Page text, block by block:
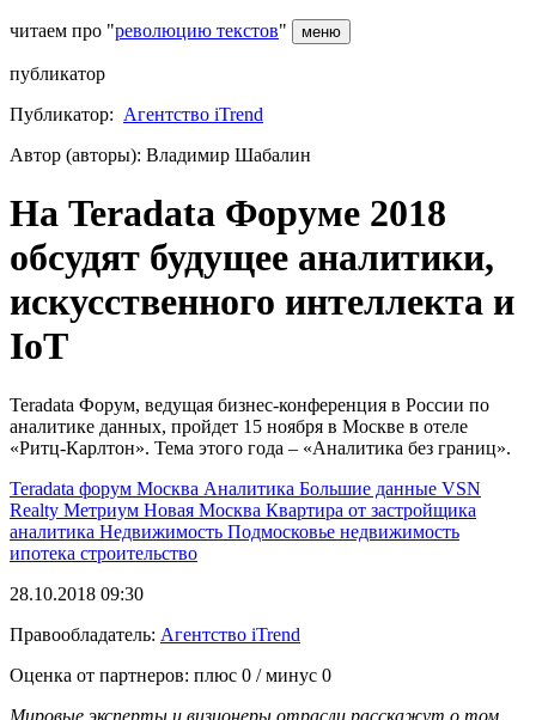
читаем про "революцию текстов" меню
публикатор
Публикатор: Агентство iTrend
Автор (авторы): Владимир Шабалин
На Teradata Форуме 2018
обсудят будущее аналитики,
искусственного интеллекта и
IoT
Teradata Форум, ведущая бизнес-конференция в России по
аналитике данных, пройдет 15 ноября в Москве в отеле
«Ритц-Карлтон». Тема этого года – «Аналитика без границ».
Teradata форум Москва Аналитика Большие данные VSN
Realty Метриум Новая Москва Квартира от застройщика
аналитика Недвижимость Подмосковье недвижимость
ипотека строительство
28.10.2018 09:30
Правообладатель: Агентство iTrend
Оценка от партнеров: плюс 0 / минус 0
Мировые эксперты и визионеры отрасли расскажут о том,